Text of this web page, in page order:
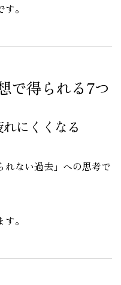
。
で得られる7つ
にくくなる
れない過去」への思考で
。